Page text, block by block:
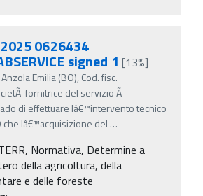
2025 0626434
signed 1[13%]
Emilia (BO), Cod. fisc.
fornitrice del servizio Ã¨
di effettuare lâ€™intervento tecnico
che lâ€™acquisizione del …
Normativa, Determine a
della agricoltura, della
e delle foreste